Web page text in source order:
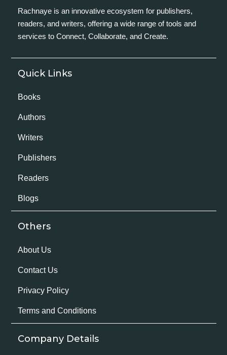
Rachnaye is an innovative ecosystem for publishers,
readers, and writers, offering a wide range of tools and
services to Connect, Collaborate, and Create.
Quick Links
Books
Authors
Writers
Publishers
Readers
Blogs
Others
About Us
Contact Us
Privacy Policy
Terms and Conditions
Company Details